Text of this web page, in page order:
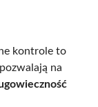
kontrole to
na